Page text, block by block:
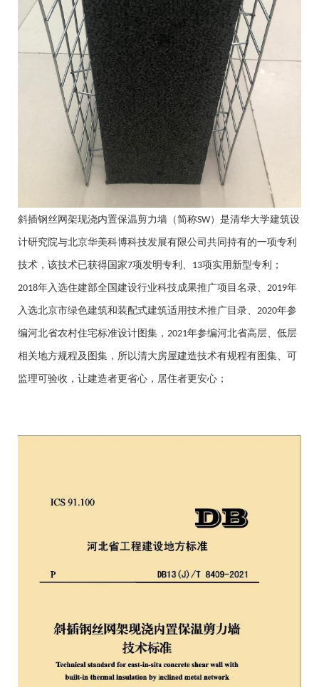
斜插钢丝网架现浇内置保温剪力墙（简称SW）是清华大学建筑设
计研究院与北京华美科博科技发展有限公司共同持有的一项专利
技术，该技术已获得国家7项发明专利、 13项实用新型专利；
2018年入选住建部全国建设行业科技成果推广项目名录、 2019年
入选北京市绿色建筑和装配式建筑适用技术推广目录、 2020年参
编河北省农村住宅标准设计图集， 2021年参编河北省高层、低层
相关地方规程及图集，所以清大房屋建造技术有规程有图集、可
监理可验收，让建造者更省心，居住者更安心；